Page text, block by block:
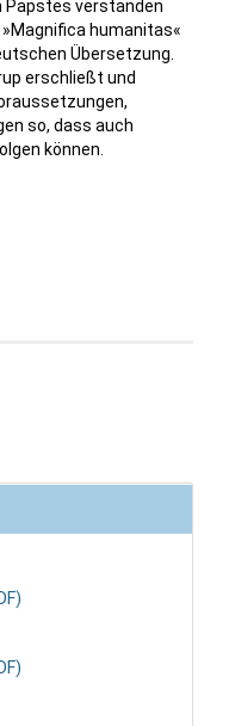
Papstes verstanden
humanitas«
Übersetzung.
erschließt und
so, dass auch
können.